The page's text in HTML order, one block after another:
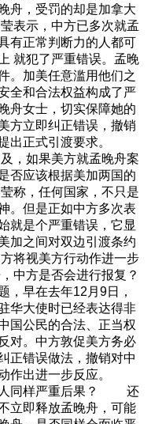
舟，受罚的却是加拿大
示，中方已多次就孟
有正常判断力的人都可
就犯了严重错误。孟晚
。加美任意滥用他们之
全和合法权益构成了严
舟女士，切实保障她的
方立即纠正错误，撤销
提出正式引渡要求。
如果美方就孟晚舟案
否应该根据美加两国的
，任何国家，不只是
。但是正如中方多次表
就是个严重错误，它显
加之间对双边引渡条约
视美方行动作进一步
方是否会进行报复？
，早在去年12月9日，
华大使时已经表达得非
国公民的合法、正当权
对。中方敦促美方务必
正错误做法，撤销对中
动作出进一步反应。
人同样严重后果？ 还
立即释放孟晚舟，可能